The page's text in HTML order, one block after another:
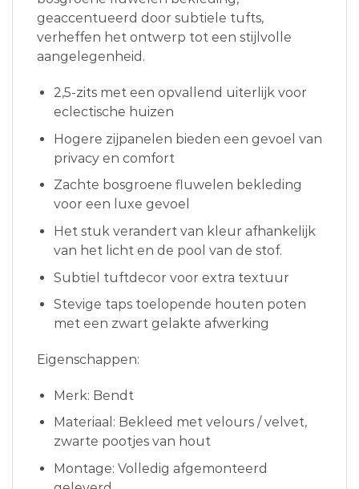
geaccentueerd door subtiele tufts,
verheffen het ontwerp tot een stijlvolle
aangelegenheid.
2,5-zits met een opvallend uiterlijk voor
eclectische huizen
Hogere zijpanelen bieden een gevoel van
privacy en comfort
Zachte bosgroene fluwelen bekleding
voor een luxe gevoel
Het stuk verandert van kleur afhankelijk
van het licht en de pool van de stof.
Subtiel tuftdecor voor extra textuur
Stevige taps toelopende houten poten
met een zwart gelakte afwerking
Eigenschappen:
Merk: Bendt
Materiaal: Bekleed met velours / velvet,
zwarte pootjes van hout
Montage: Volledig afgemonteerd